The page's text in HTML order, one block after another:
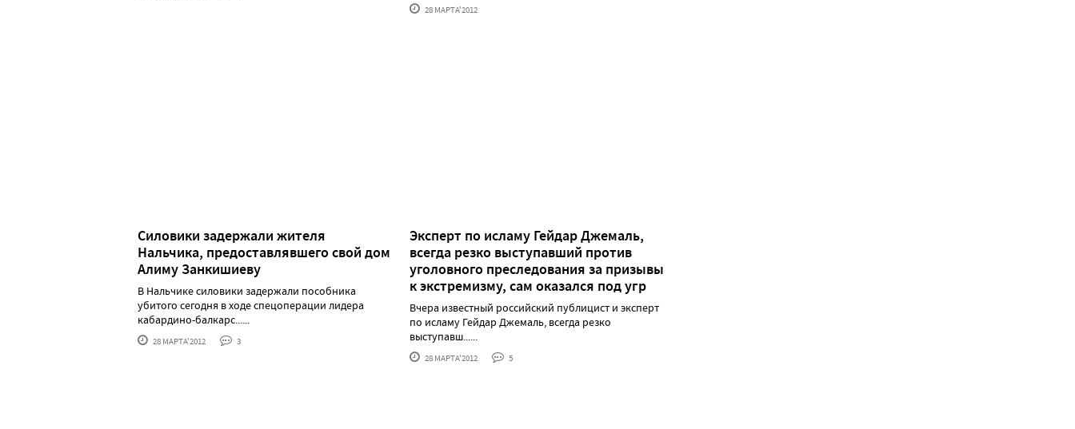
28 МАРТА'2012
Силовики задержали жителя
Нальчика, предоставлявшего свой дом
Алиму Занкишиеву
В Нальчике силовики задержали пособника
убитого сегодня в ходе спецоперации лидера
кабардино-балкарс......
28 МАРТА'2012 3
Эксперт по исламу Гейдар Джемаль,
всегда резко выступавший против
уголовного преследования за призывы
к экстремизму, сам оказался под угр
Вчера известный российский публицист и эксперт
по исламу Гейдар Джемаль, всегда резко
выступавш......
28 МАРТА'2012 5